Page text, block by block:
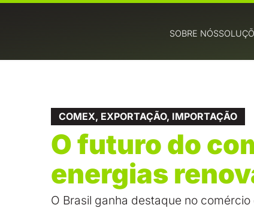
SOBRE NÓS
COMEX, EXPORTAÇÃO, IMPORTAÇÃO
O futuro do
energias
O Brasil ganha destaque no